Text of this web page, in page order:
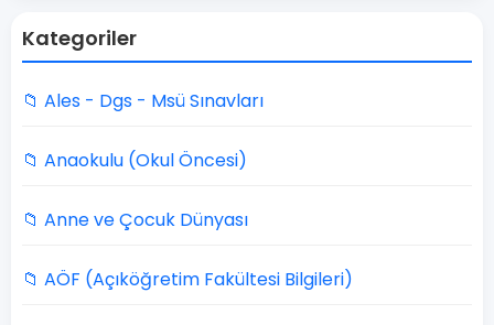
Kategoriler
📁 Ales - Dgs - Msü Sınavları
📁 Anaokulu (Okul Öncesi)
📁 Anne ve Çocuk Dünyası
📁 AÖF (Açıköğretim Fakültesi Bilgileri)